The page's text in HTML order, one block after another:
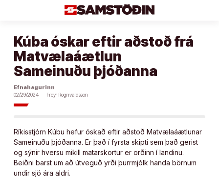
Kúba óskar eftir aðstoð frá
Matvælaáætlun
Sameinuðu þjóðanna
Efnahagurinn
02/29/2024
Freyr Rögnvaldsson
Ríkisstjórn Kúbu hefur óskað eftir aðstoð Matvælaáætlunar
Sameinuðu þjóðanna. Er það í fyrsta skipti sem það gerist
og sýnir hversu mikill matarskortur er orðinn í landinu.
Beiðni barst um að útveguð yrði þurrmjólk handa börnum
undir sjö ára aldri.